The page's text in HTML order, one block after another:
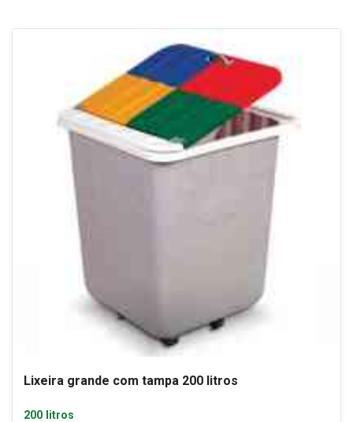
Lixeira grande com tampa 200 litros
200 litros